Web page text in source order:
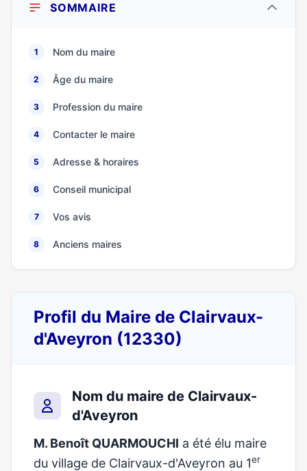
SOMMAIRE
1 Nom du maire
2 Âge du maire
3 Profession du maire
4 Contacter le maire
5 Adresse & horaires
6 Conseil municipal
7 Vos avis
8 Anciens maires
Profil du Maire de Clairvaux-
d'Aveyron (12330)
Nom du maire de Clairvaux-
d'Aveyron
M. Benoît QUARMOUCHI a été élu maire
du village de Clairvaux-d'Aveyron au 1er